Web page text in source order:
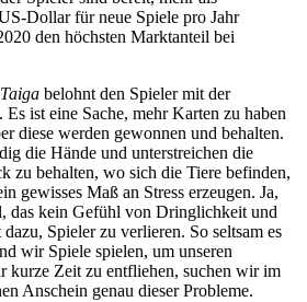
Dollar für neue Spiele pro Jahr
den höchsten Marktanteil bei
Taiga belohnt den Spieler mit der
ist eine Sache, mehr Karten zu haben
diese werden gewonnen und behalten.
die Hände und unterstreichen die
zu behalten, wo sich die Tiere befinden,
gewisses Maß an Stress erzeugen. Ja,
das kein Gefühl von Dringlichkeit und
Spieler zu verlieren. So seltsam es
wir Spiele spielen, um unseren
kurze Zeit zu entfliehen, suchen wir im
Anschein genau dieser Probleme.